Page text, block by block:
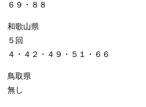
６９・８８
和歌山県
５回
４・４２・４９・５１・６６
鳥取県
無し